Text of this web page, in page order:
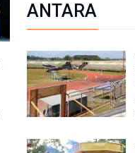
ANTARA